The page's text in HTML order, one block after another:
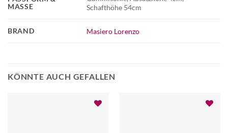
BRAND Masiero Lorenzo
MASSE
Schafthöhe 54cm
KÖNNTE AUCH GEFALLEN